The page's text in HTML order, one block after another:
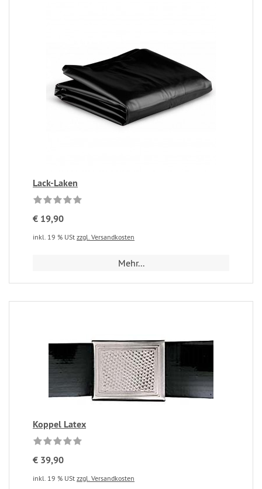
Lack-Laken
€ 19,90
inkl. 19 % USt zzgl. Versandkosten
Mehr...
Koppel Latex
€ 39,90
inkl. 19 % USt zzgl. Versandkosten